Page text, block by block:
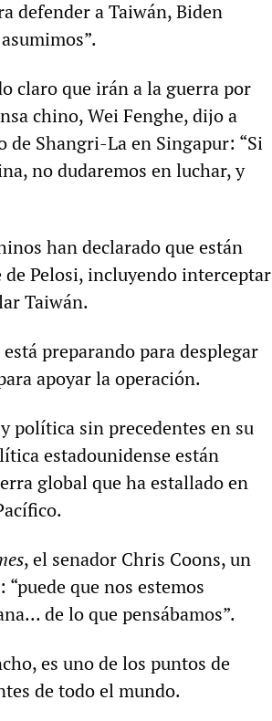
defender a Taiwán, Biden
claro que irán a la guerra por
chino, Wei Fenghe, dijo a
Shangri-La en Singapur: “Si
no dudaremos en luchar, y
han declarado que están
Pelosi, incluyendo interceptar
Taiwán.
preparando para desplegar
apoyar la operación.
política sin precedentes en su
estadounidense están
global que ha estallado en
, el senador Chris Coons, un
que nos estemos
de lo que pensábamos”.
es uno de los puntos de
de todo el mundo.